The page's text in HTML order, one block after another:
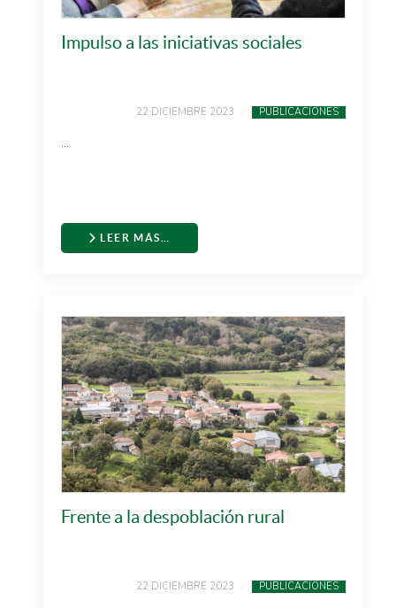
Impulso a las iniciativas sociales
22 DICIEMBRE 2023 PUBLICACIONES
...
LEER MÁS…
Frente a la despoblación rural
22 DICIEMBRE 2023 PUBLICACIONES